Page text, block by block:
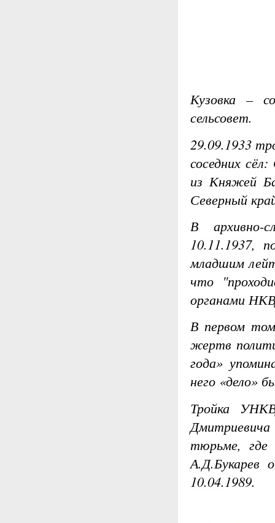
Кузовка –
сельсовет.
29.09.1933
соседних
из Княжей
Северный
В архивно-
10.11.1937,
младшим
что
органами
В первом
жертв
года»
него «дело»
Тройка
тюрьме, где
А.Д.Букарев
10.04.1989.